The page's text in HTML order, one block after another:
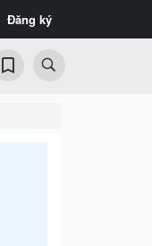
Đăng ký